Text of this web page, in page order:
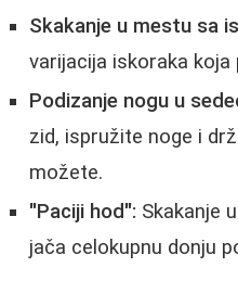
Skakanje u mestu sa
varijacija iskoraka
Podizanje nogu u
zid, ispružite noge i
možete.
"Paciji hod": Skakanje
jača celokupnu donju